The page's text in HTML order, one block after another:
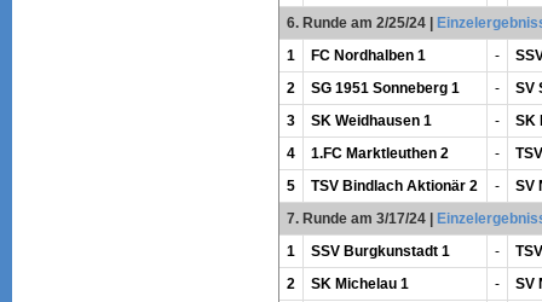
6. Runde am 2/25/24|
1
FC Nordhalben 1 -
2
SG 1951 Sonneberg 1 -
SV
3
SK Weidhausen 1 -
SK
4
1.FC Marktleuthen 2 -
5
TSV Bindlach Aktionär 2 -
SV
7. Runde am 3/17/24|
1
SSV Burgkunstadt 1 -
2
SK Michelau 1 -
SV